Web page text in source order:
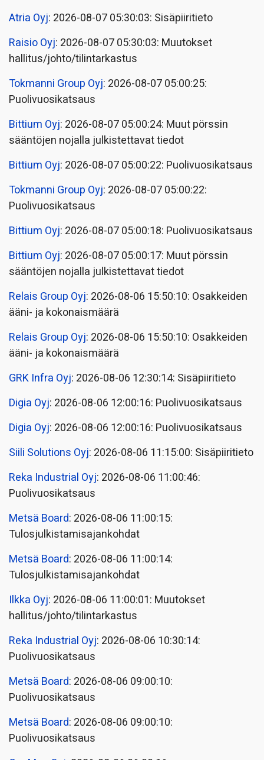
Atria Oyj: 2026-08-07 05:30:03: Sisäpiiritieto
Raisio Oyj: 2026-08-07 05:30:03: Muutokset
hallitus/johto/tilintarkastus
Tokmanni Group Oyj: 2026-08-07 05:00:25:
Puolivuosikatsaus
Bittium Oyj: 2026-08-07 05:00:24: Muut pörssin
sääntöjen nojalla julkistettavat tiedot
Bittium Oyj: 2026-08-07 05:00:22: Puolivuosikatsaus
Tokmanni Group Oyj: 2026-08-07 05:00:22:
Puolivuosikatsaus
Bittium Oyj: 2026-08-07 05:00:18: Puolivuosikatsaus
Bittium Oyj: 2026-08-07 05:00:17: Muut pörssin
sääntöjen nojalla julkistettavat tiedot
Relais Group Oyj: 2026-08-06 15:50:10: Osakkeiden
ääni- ja kokonaismäärä
Relais Group Oyj: 2026-08-06 15:50:10: Osakkeiden
ääni- ja kokonaismäärä
GRK Infra Oyj: 2026-08-06 12:30:14: Sisäpiiritieto
Digia Oyj: 2026-08-06 12:00:16: Puolivuosikatsaus
Digia Oyj: 2026-08-06 12:00:16: Puolivuosikatsaus
Siili Solutions Oyj: 2026-08-06 11:15:00: Sisäpiiritieto
Reka Industrial Oyj: 2026-08-06 11:00:46:
Puolivuosikatsaus
Metsä Board: 2026-08-06 11:00:15:
Tulosjulkistamisajankohdat
Metsä Board: 2026-08-06 11:00:14:
Tulosjulkistamisajankohdat
Ilkka Oyj: 2026-08-06 11:00:01: Muutokset
hallitus/johto/tilintarkastus
Reka Industrial Oyj: 2026-08-06 10:30:14:
Puolivuosikatsaus
Metsä Board: 2026-08-06 09:00:10:
Puolivuosikatsaus
Metsä Board: 2026-08-06 09:00:10:
Puolivuosikatsaus